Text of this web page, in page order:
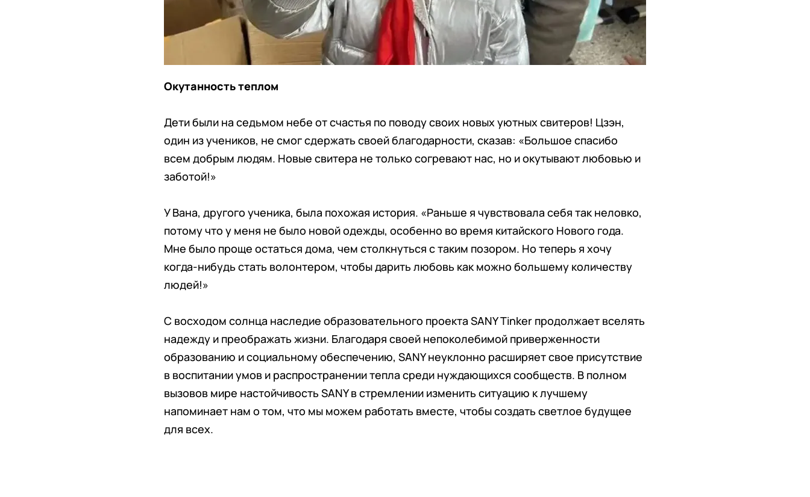
Окутанность теплом
Дети были на седьмом небе от счастья по поводу своих новых уютных свитеров! Цзэн,
один из учеников, не смог сдержать своей благодарности, сказав: «Большое спасибо
всем добрым людям. Новые свитера не только согревают нас, но и окутывают любовью и
заботой!»
У Вана, другого ученика, была похожая история. «Раньше я чувствовала себя так неловко,
потому что у меня не было новой одежды, особенно во время китайского Нового года.
Мне было проще остаться дома, чем столкнуться с таким позором. Но теперь я хочу
когда-нибудь стать волонтером, чтобы дарить любовь как можно большему количеству
людей!»
С восходом солнца наследие образовательного проекта SANY Tinker продолжает вселять
надежду и преображать жизни. Благодаря своей непоколебимой приверженности
образованию и социальному обеспечению, SANY неуклонно расширяет свое присутствие
в воспитании умов и распространении тепла среди нуждающихся сообществ. В полном
вызовов мире настойчивость SANY в стремлении изменить ситуацию к лучшему
напоминает нам о том, что мы можем работать вместе, чтобы создать светлое будущее
для всех.